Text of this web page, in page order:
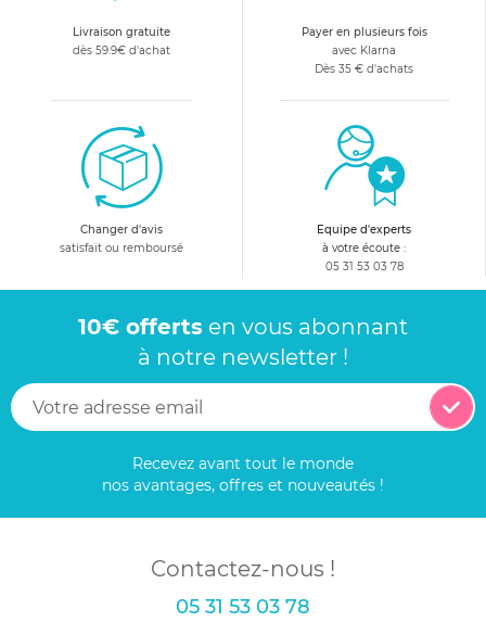
Livraison gratuite
dès 59.9€ d'achat
Payer en plusieurs fois
avec Klarna
Dès 35 € d'achats
Changer d'avis
satisfait ou remboursé
Equipe d'experts
à votre écoute :
05 31 53 03 78
10€ offerts en vous abonnant
à notre newsletter !
Recevez avant tout le monde
nos avantages, offres et nouveautés !
Contactez-nous !
05 31 53 03 78